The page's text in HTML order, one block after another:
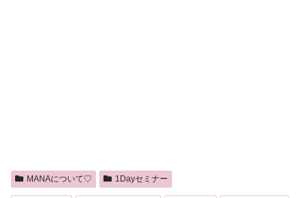
MANAについて♡ 1Dayセミナー